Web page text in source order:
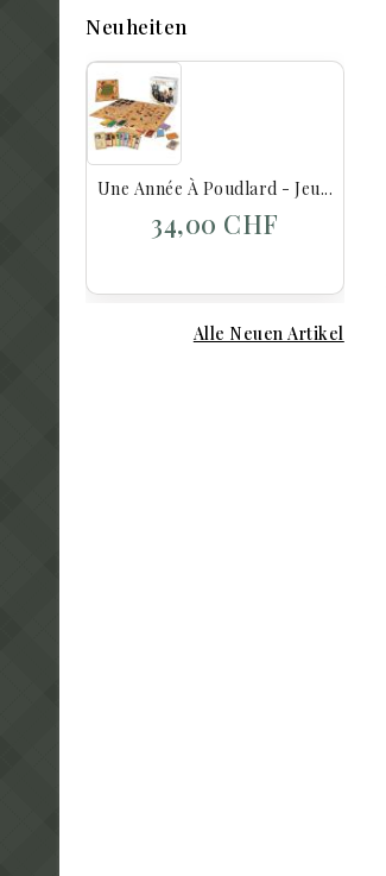
Neuheiten
Une Année À Poudlard - Jeu...
34,00 CHF
Alle Neuen Artikel